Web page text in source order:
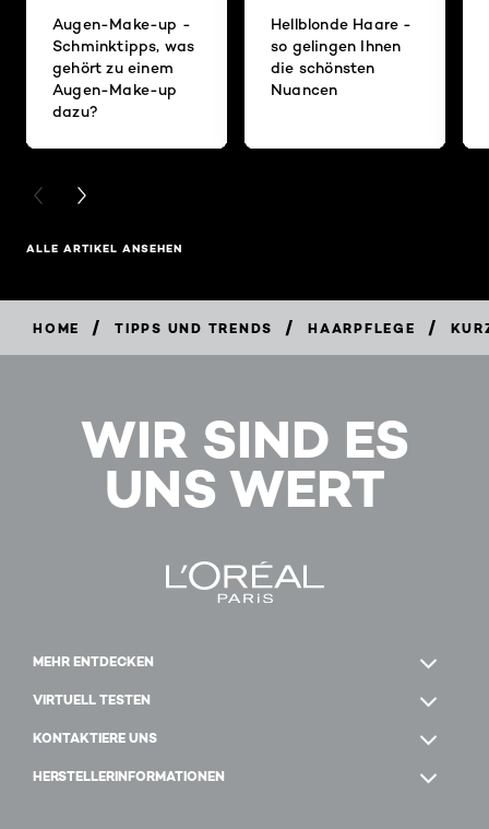
Augen-Make-up -
Schminktipps, was
gehört zu einem
Augen-Make-up
dazu?
Hellblonde Haare -
so gelingen Ihnen
die schönsten
Nuancen
PREVIOUS CARD
NEXT CARD
ALLE ARTIKEL ANSEHEN
HOME / TIPPS UND TRENDS / HAARPFLEGE /
WIR SIND ES
UNS WERT
MEHR ENTDECKEN
VIRTUELL TESTEN
KONTAKTIERE UNS
HERSTELLERINFORMATIONEN